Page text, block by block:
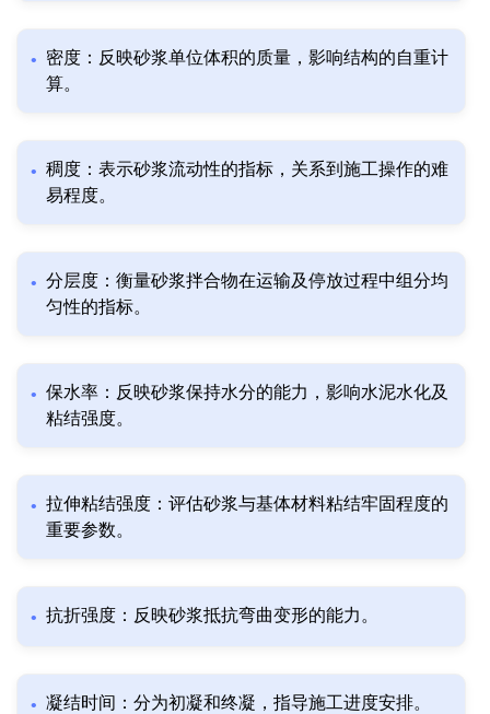
密度：反映砂浆单位体积的质量，影响结构的自重计
算。
稠度：表示砂浆流动性的指标，关系到施工操作的难
易程度。
分层度：衡量砂浆拌合物在运输及停放过程中组分均
匀性的指标。
保水率：反映砂浆保持水分的能力，影响水泥水化及
粘结强度。
拉伸粘结强度：评估砂浆与基体材料粘结牢固程度的
重要参数。
抗折强度：反映砂浆抵抗弯曲变形的能力。
凝结时间：分为初凝和终凝，指导施工进度安排。